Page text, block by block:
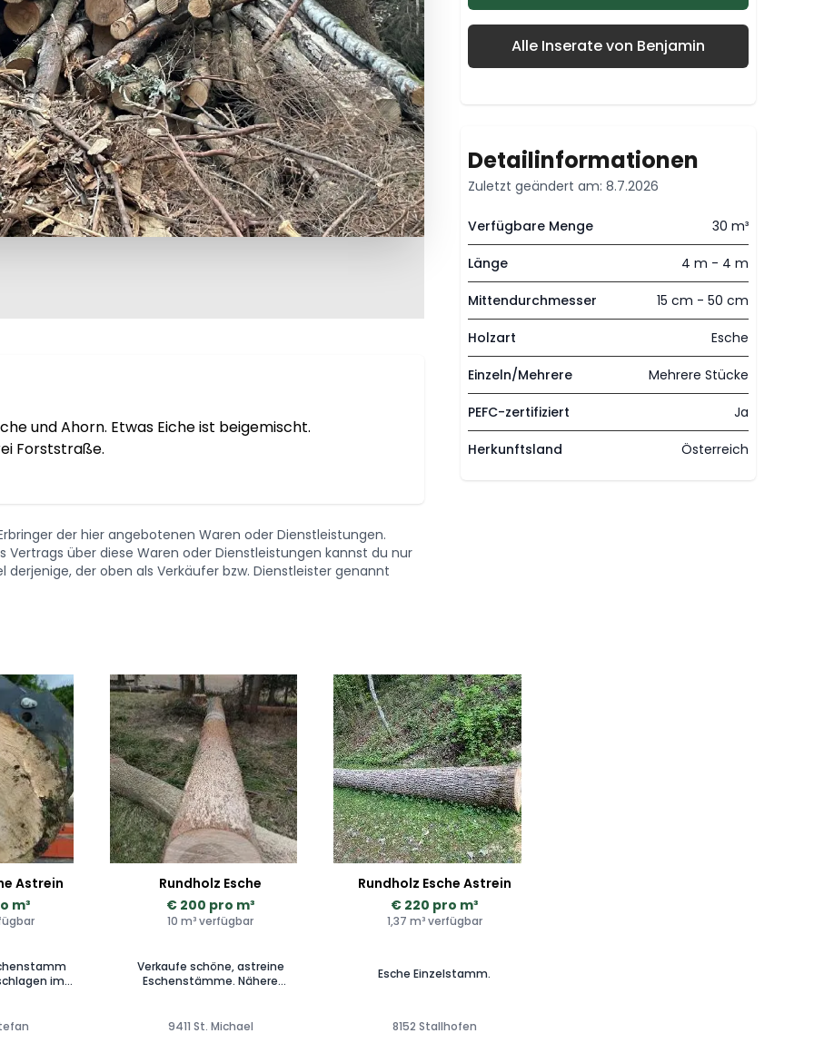
und Ahorn. Etwas Eiche ist beigemischt.
Forststraße.
der hier angebotenen Waren oder Dienstleistungen.
über diese Waren oder Dienstleistungen kannst du nur
der oben als Verkäufer bzw. Dienstleister genannt
Alle Inserate von Benjamin
Detailinformationen
Zuletzt geändert am: 8.7.2026
Verfügbare Menge 30 m³
Länge 4 m - 4 m
Mittendurchmesser 15 cm - 50 cm
Holzart Esche
Einzeln/Mehrere Mehrere Stücke
PEFC-zertifiziert Ja
Herkunftsland Österreich
Astrein
m³
im
Rundholz Esche
€ 200 pro m³
10 m³ verfügbar
Verkaufe schöne, astreine
Eschenstämme. Nähere
9411 St. Michael
Rundholz Esche Astrein
€ 220 pro m³
1,37 m³ verfügbar
Esche Einzelstamm.
8152 Stallhofen